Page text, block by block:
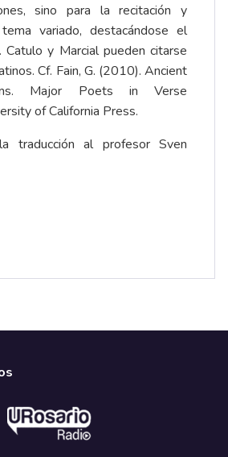
sino para la recitación y
variado, destacándose el
y Marcial pueden citarse
Cf. Fain, G. (2010). Ancient
Major Poets in Verse
of California Press.
traducción al profesor Sven